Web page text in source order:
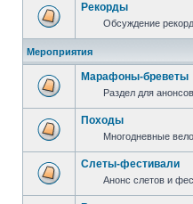
Рекорды
Обсуждение
Мероприятия
Марафоны-бреветы
Раздел для
Походы
Многодневные
Слеты-фестивали
Анонс слетов и